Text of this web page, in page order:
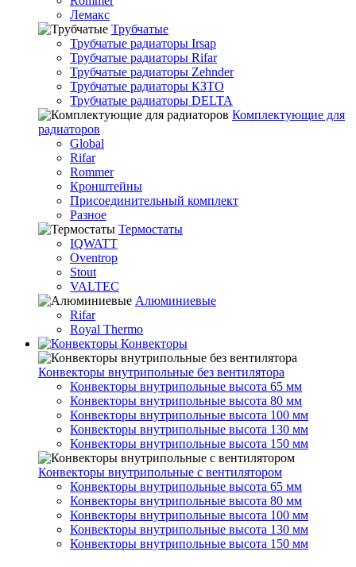
Лемакс
Трубчатые
Трубчатые радиаторы Irsap
Трубчатые радиаторы Rifar
Трубчатые радиаторы Zehnder
Трубчатые радиаторы КЗТО
Трубчатые радиаторы DELTA
Комплектующие для
радиаторов
Global
Rifar
Rommer
Кронштейны
Присоединительный комплект
Разное
Термостаты
IQWATT
Oventrop
Stout
VALTEC
Алюминиевые
Rifar
Royal Thermo
Конвекторы
Конвекторы внутрипольные без вентилятора
Конвекторы внутрипольные высота 65 мм
Конвекторы внутрипольные высота 80 мм
Конвекторы внутрипольные высота 100 мм
Конвекторы внутрипольные высота 130 мм
Конвекторы внутрипольные высота 150 мм
Конвекторы внутрипольные с вентилятором
Конвекторы внутрипольные высота 65 мм
Конвекторы внутрипольные высота 80 мм
Конвекторы внутрипольные высота 100 мм
Конвекторы внутрипольные высота 130 мм
Конвекторы внутрипольные высота 150 мм